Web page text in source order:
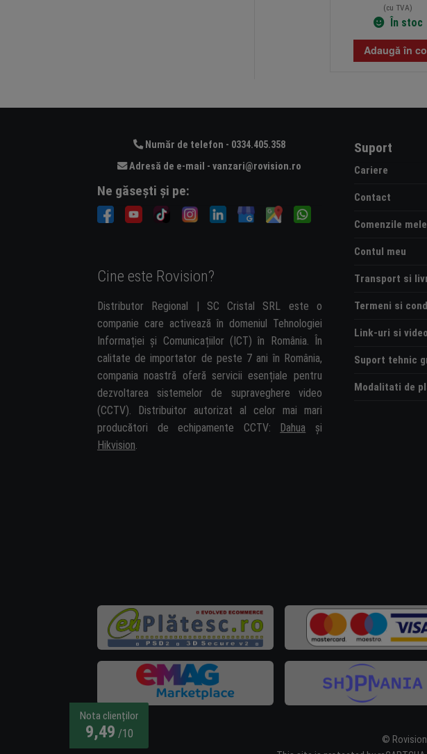
(cu TVA)
În stoc
Adaugă în
Număr de telefon - 0334.405.358
Adresă de e-mail - vanzari@rovision.ro
Ne găsești și pe:
Cine este Rovision?
Distributor Regional | SC Cristal SRL este o
companie care activează în domeniul Tehnologiei
Informației și Comunicațiilor (ICT) în România. În
calitate de importator de peste 7 ani în România,
compania noastră oferă servicii esențiale pentru
dezvoltarea sistemelor de supraveghere video
(CCTV). Distribuitor autorizat al celor mai mari
producători de echipamente CCTV: Dahua și
Hikvision.
Suport
Cariere
Contact
Comenzile mele
Contul meu
Transport si
Termeni si
Link-uri si
Suport tehnic
Modalitati de
©
Nota clienților
9,49 /10